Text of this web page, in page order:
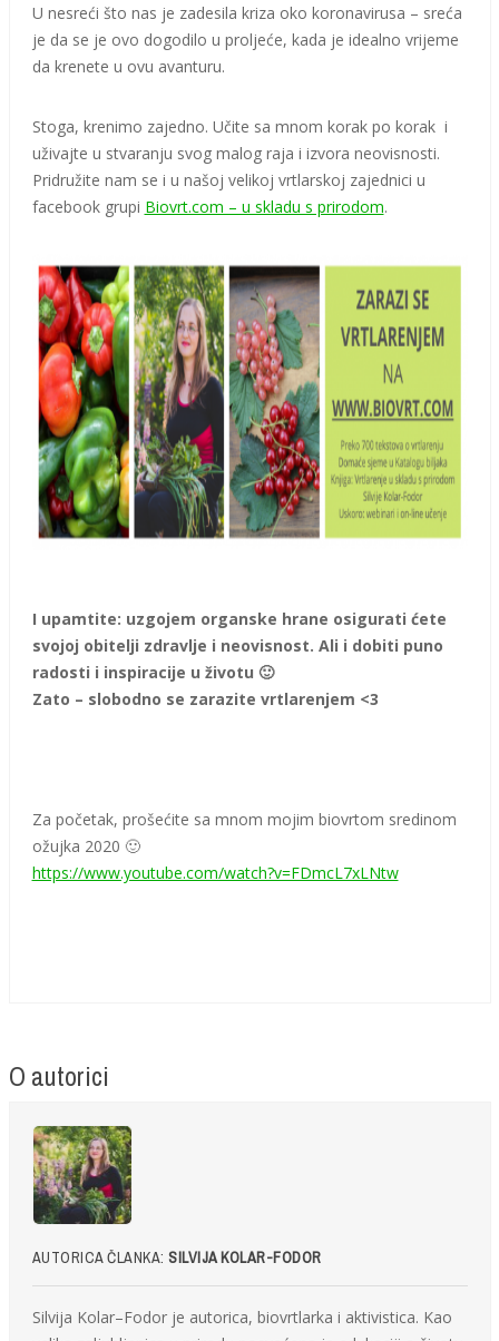
U nesreći što nas je zadesila kriza oko koronavirusa – sreća
je da se je ovo dogodilo u proljeće, kada je idealno vrijeme
da krenete u ovu avanturu.
Stoga, krenimo zajedno. Učite sa mnom korak po korak i
uživajte u stvaranju svog malog raja i izvora neovisnosti.
Pridružite nam se i u našoj velikoj vrtlarskoj zajednici u
facebook grupi Biovrt.com – u skladu s prirodom.
I upamtite: uzgojem organske hrane osigurati ćete
svojoj obitelji zdravlje i neovisnost. Ali i dobiti puno
radosti i inspiracije u životu 🙂
Zato – slobodno se zarazite vrtlarenjem <3
Za početak, prošećite sa mnom mojim biovrtom sredinom
ožujka 2020 🙂
https://www.youtube.com/watch?v=FDmcL7xLNtw
O autorici
AUTORICA ČLANKA: SILVIJA KOLAR-FODOR
Silvija Kolar–Fodor je autorica, biovrtlarka i aktivistica. Kao